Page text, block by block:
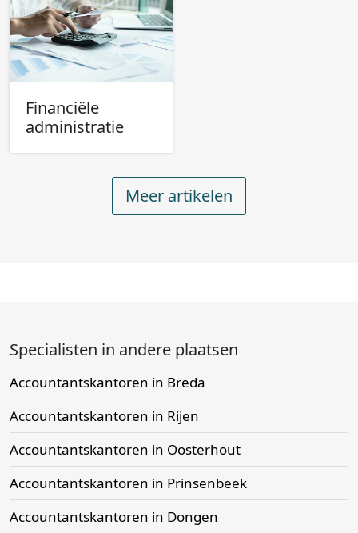
Financiële
administratie
Meer artikelen
Specialisten in andere plaatsen
Accountantskantoren in Breda
Accountantskantoren in Rijen
Accountantskantoren in Oosterhout
Accountantskantoren in Prinsenbeek
Accountantskantoren in Dongen